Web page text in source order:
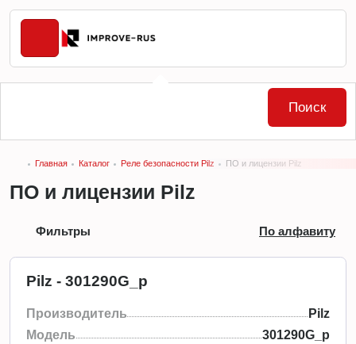
Главная Каталог Реле безопасности Pilz ПО и лицензии Pilz
ПО и лицензии Pilz
Фильтры По алфавиту
Pilz - 301290G_p
Производитель
Pilz
Модель
301290G_p
Поиск